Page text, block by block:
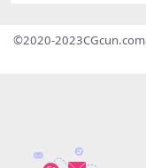
©2020-2023CGcun.com